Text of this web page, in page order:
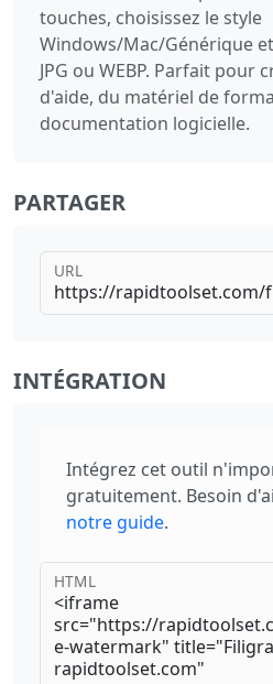
touches, choisissez le style
Windows/Mac/Générique
JPG ou WEBP. Parfait pour
d'aide, du matériel de
documentation logicielle.
PARTAGER
URL
INTÉGRATION
Intégrez cet outil
gratuitement. Besoin
notre guide.
HTML